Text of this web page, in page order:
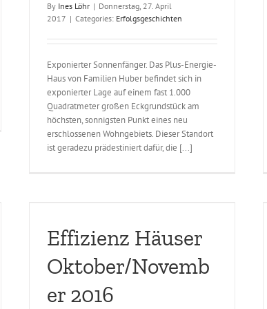
By Ines Löhr | Donnerstag, 27. April
2017 | Categories: Erfolgsgeschichten
Exponierter Sonnenfänger. Das Plus-Energie-
Haus von Familien Huber befindet sich in
exponierter Lage auf einem fast 1.000
Quadratmeter großen Eckgrundstück am
höchsten, sonnigsten Punkt eines neu
erschlossenen Wohngebiets. Dieser Standort
ist geradezu prädestiniert dafür, die [...]
Effizienz Häuser
Oktober/Novemb
er 2016